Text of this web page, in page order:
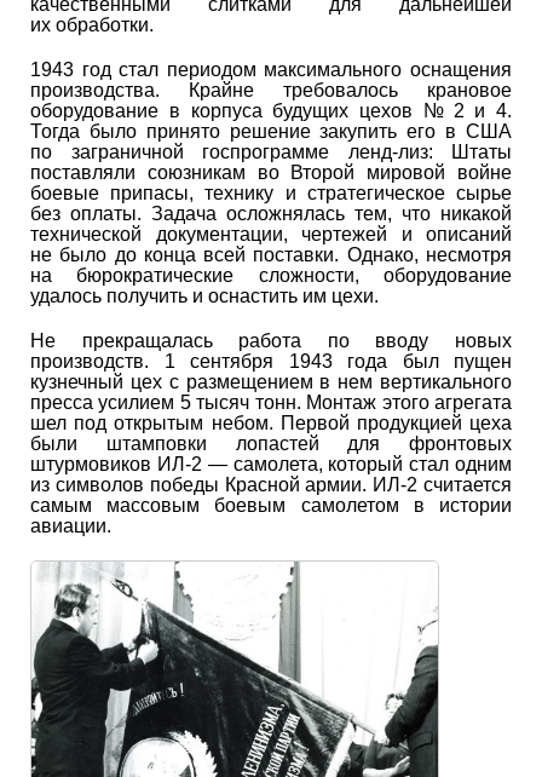
качественными слитками для дальнейшей
их обработки.
1943 год стал периодом максимального оснащения
производства. Крайне требовалось крановое
оборудование в корпуса будущих цехов № 2 и 4.
Тогда было принято решение закупить его в США
по заграничной госпрограмме ленд-лиз: Штаты
поставляли союзникам во Второй мировой войне
боевые припасы, технику и стратегическое сырье
без оплаты. Задача осложнялась тем, что никакой
технической документации, чертежей и описаний
не было до конца всей поставки. Однако, несмотря
на бюрократические сложности, оборудование
удалось получить и оснастить им цехи.
Не прекращалась работа по вводу новых
производств. 1 сентября 1943 года был пущен
кузнечный цех с размещением в нем вертикального
пресса усилием 5 тысяч тонн. Монтаж этого агрегата
шел под открытым небом. Первой продукцией цеха
были штамповки лопастей для фронтовых
штурмовиков ИЛ-2 — самолета, который стал одним
из символов победы Красной армии. ИЛ-2 считается
самым массовым боевым самолетом в истории
авиации.